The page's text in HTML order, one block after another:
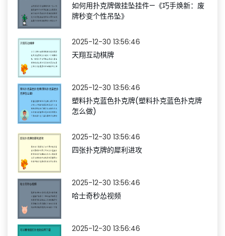
如何用扑克牌做挂坠挂件—《巧手焕新：废
牌秒变个性吊坠》
2025-12-30 13:56:46
天翔互动棋牌
2025-12-30 13:56:46
塑料扑克蓝色扑克牌(塑料扑克蓝色扑克牌
怎么做)
2025-12-30 13:56:46
四张扑克牌的犀利进攻
2025-12-30 13:56:46
哈士奇秒怂视频
2025-12-30 13:56:46